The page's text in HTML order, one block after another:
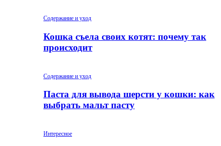
Содержание и уход
Кошка съела своих котят: почему так
происходит
Содержание и уход
Паста для вывода шерсти у кошки: как
выбрать мальт пасту
Интересное